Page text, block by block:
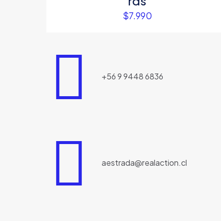
$7.990
+56 9 9448 6836
aestrada@realaction.cl